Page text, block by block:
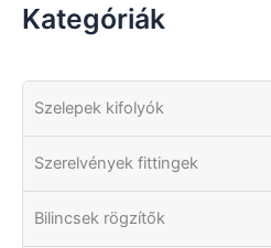
Kategóriák
Szelepek kifolyók
Szerelvények fittingek
Bilincsek rögzítők